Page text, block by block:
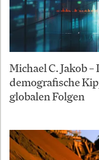
Michael C. Jakob
demografische
globalen Folgen